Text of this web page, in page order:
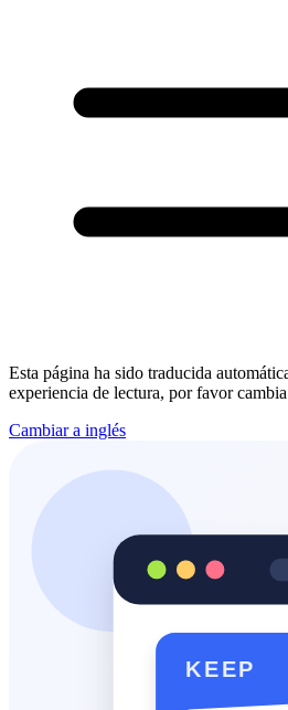
Esta página ha sido traducida
experiencia de lectura, por favor
Cambiar a inglés